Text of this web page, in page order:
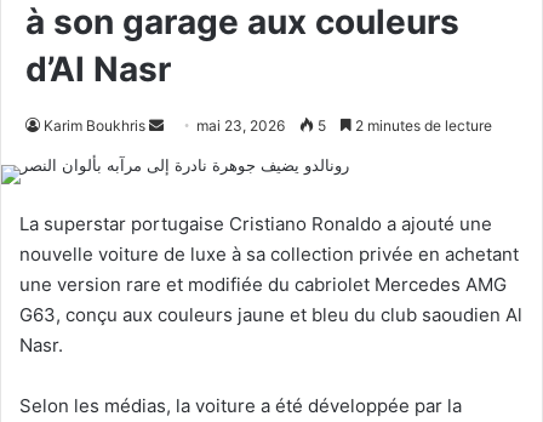
à son garage aux couleurs
d’Al Nasr
Karim Boukhris
Envoyermai 23, 2026 5 2 minutes de lecture
La superstar portugaise Cristiano Ronaldo a ajouté une
nouvelle voiture de luxe à sa collection privée en achetant
une version rare et modifiée du cabriolet Mercedes AMG
G63, conçu aux couleurs jaune et bleu du club saoudien Al
Nasr.
Selon les médias, la voiture a été développée par la